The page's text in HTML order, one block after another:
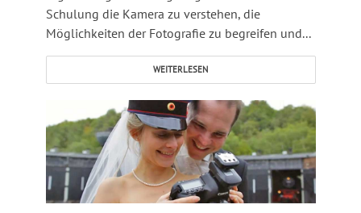
Schulung die Kamera zu verstehen, die
Möglichkeiten der Fotografie zu begreifen und...
WEITERLESEN